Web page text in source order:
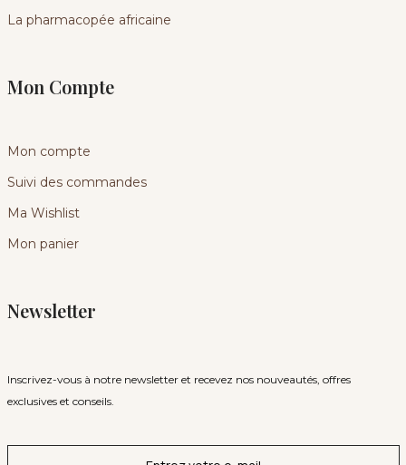
La pharmacopée africaine
Mon Compte
Mon compte
Suivi des commandes
Ma Wishlist
Mon panier
Newsletter
Inscrivez-vous à notre newsletter et recevez nos nouveautés, offres
exclusives et conseils.